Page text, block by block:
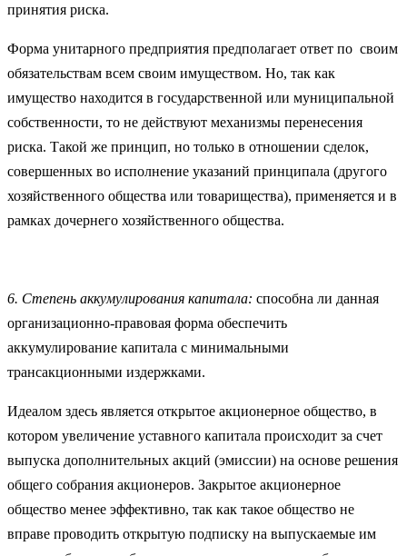
принятия риска.
Форма унитарного предприятия предполагает ответ по своим
обязательствам всем своим имуществом. Но, так как
имущество находится в государственной или муниципальной
собственности, то не действуют механизмы перенесения
риска. Такой же принцип, но только в отношении сделок,
совершенных во исполнение указаний принципала (другого
хозяйственного общества или товарищества), применяется и в
рамках дочернего хозяйственного общества.
6. Степень аккумулирования капитала: способна ли данная
организационно-правовая форма обеспечить
аккумулирование капитала с минимальными
трансакционными издержками.
Идеалом здесь является открытое акционерное общество, в
котором увеличение уставного капитала происходит за счет
выпуска дополнительных акций (эмиссии) на основе решения
общего собрания акционеров. Закрытое акционерное
общество менее эффективно, так как такое общество не
вправе проводить открытую подписку на выпускаемые им